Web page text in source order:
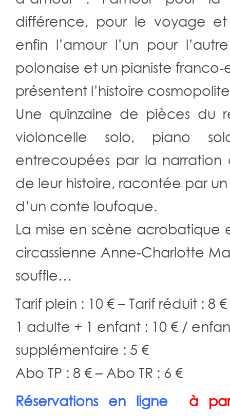
différence, pour le voyage
enfin l’amour l’un pour
polonaise et un pianiste franco-
présentent l’histoire
Une quinzaine de pièces du
violoncelle solo, piano
entrecoupées par la
de leur histoire, racontée par
d’un conte loufoque.
La mise en scène
circassienne Anne-Charlotte
souffle…
Tarif plein : 10 € – Tarif réduit : 8 €
1 adulte + 1 enfant : 10 € /
supplémentaire : 5 €
Abo TP : 8 € – Abo TR : 6 €
Réservations en ligne
à